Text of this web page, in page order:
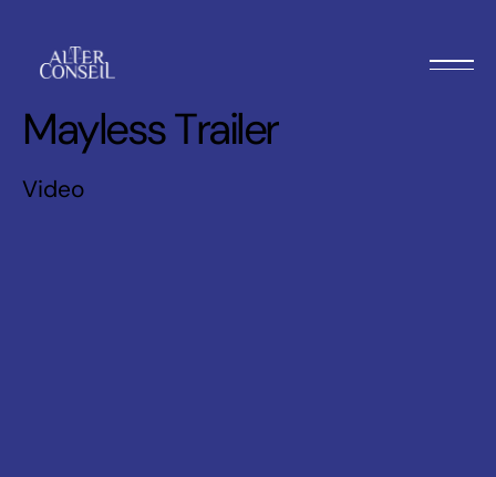
MaylessTrailer
Video